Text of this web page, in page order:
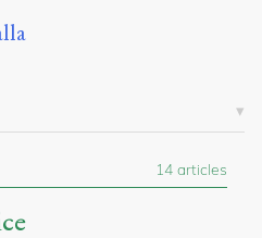
14 articles